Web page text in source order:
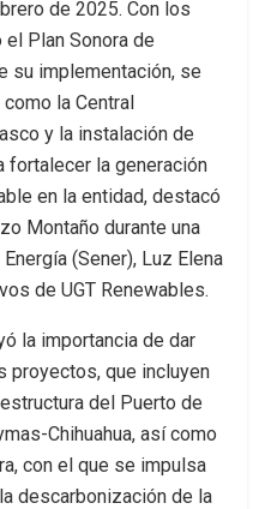
de 2025. Con los
Plan Sonora de
su implementación, se
la Central
y la instalación de
fortalecer la generación
en la entidad, destacó
Montaño durante una
(Sener), Luz Elena
de UGT Renewables.
la importancia de dar
proyectos, que incluyen
del Puerto de
Chihuahua, así como
con el que se impulsa
descarbonización de la